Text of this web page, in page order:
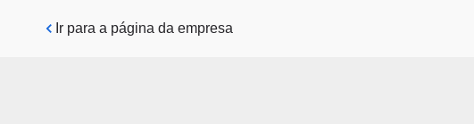
Pular para o conteúdo principal
Ir para a página da empresa